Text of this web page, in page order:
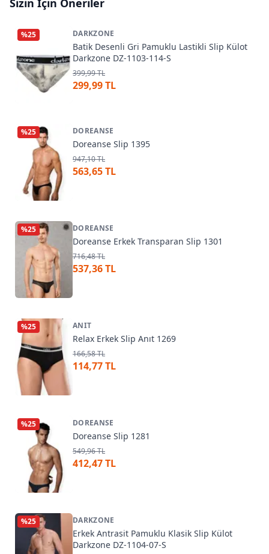
Sizin İçin Öneriler
%25 DARKZONE
Batik Desenli Gri Pamuklu Lastikli Slip Külot
Darkzone DZ-1103-114-S
399,99 TL
299,99 TL
%25 DOREANSE
Doreanse Slip 1395
947,10 TL
563,65 TL
%25 DOREANSE
Doreanse Erkek Transparan Slip 1301
716,48 TL
537,36 TL
%25 ANIT
Relax Erkek Slip Anıt 1269
166,58 TL
114,77 TL
%25 DOREANSE
Doreanse Slip 1281
549,96 TL
412,47 TL
%25 DARKZONE
Erkek Antrasit Pamuklu Klasik Slip Külot
Darkzone DZ-1104-07-S